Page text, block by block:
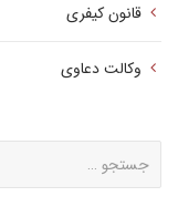
قانون کیفری
وکالت دعاوی
برای: